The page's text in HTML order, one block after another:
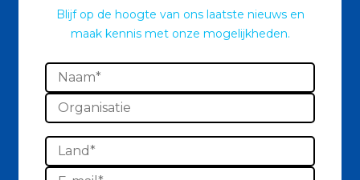
Blijf op de hoogte van ons laatste nieuws en
maak kennis met onze mogelijkheden.